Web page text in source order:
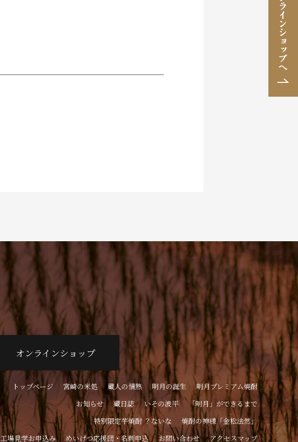
オンラインショップ
トップページ 宮崎の米処 蔵人の情熱 明月の誕生
明月プレミアム焼酎
お知らせ
蔵日誌 いその波平
「明月」ができるまで
特別限定芋焼酎 ？ないな
焼酎の神様「金松法然」
工場見学お申込み
めいげつ応援団・名刺申込 お問い合わせ アクセスマップ